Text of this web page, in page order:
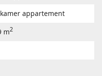
appartement
m2